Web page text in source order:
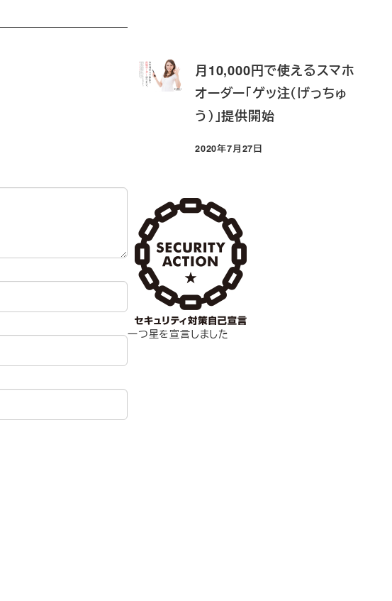
月10,000円で使えるスマホ
オーダー「ゲッ注（げっちゅ
う）」提供開始
投稿日
2020年7月27日
一つ星を宣言しました